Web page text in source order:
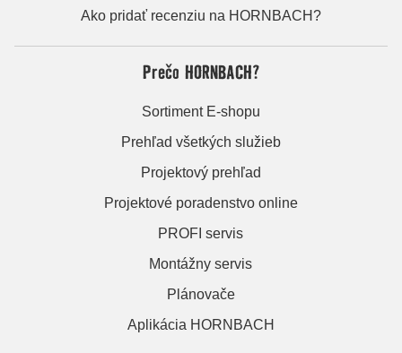
Ako pridať recenziu na HORNBACH?
Prečo HORNBACH?
Sortiment E-shopu
Prehľad všetkých služieb
Projektový prehľad
Projektové poradenstvo online
PROFI servis
Montážny servis
Plánovače
Aplikácia HORNBACH